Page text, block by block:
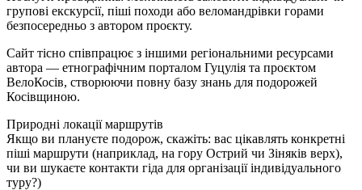
групові екскурсії, піші походи або веломандрівки горами
безпосередньо з автором проєкту.
Сайт тісно співпрацює з іншими регіональними ресурсами
автора — етнографічним порталом Гуцулія та проєктом
ВелоКосів, створюючи повну базу знань для подорожей
Косівщиною.
Природні локації маршрутів
Якщо ви плануєте подорож, скажіть: вас цікавлять конкретні
піші маршрути (наприклад, на гору Острий чи Зіняків верх),
чи ви шукаєте контакти гіда для організації індивідуального
туру?)